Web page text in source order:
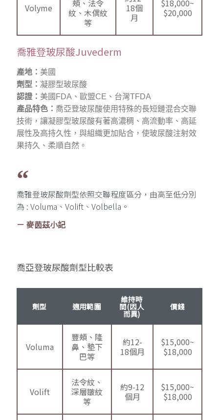
Volyme
頰、法令
紋、木偶紋
等
18個
月
$18,000~
$20,000
喬雅登玻尿酸Juvederm
產地： 美國
劑型： 凝膠型玻尿酸
認證： 美國FDA、歐盟CE、台灣TFDA
產品特色： 喬亞登玻尿酸使用特殊的長短鏈混合交聯
技術，讓凝膠型玻尿酸有著高濃稠、高流動率、高延
展性及高持久性，與組織更加貼合，使玻尿酸注射效
果持久、柔順自然。
喬雅登玻尿酸劑型依照交聯程度區分，由高至低分別
為 : Voluma、Volift、Volbella。
－ 麥茵茲小記
喬亞登玻尿酸劑型比較表
劑型 適用範圍
維持時
間(因人
而異)
價錢
Voluma
豐頰、隆
鼻、墊下
巴等
約12-
18個月
$15,000~
$18,000
Volift
法令紋、
深層皺紋
等
約9-12
個月
$15,000~
$18,000